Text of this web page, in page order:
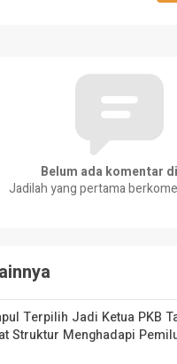
Belum ada komentar
Jadilah yang pertama
Terpilih Jadi Ketua PKB
Struktur Menghadapi